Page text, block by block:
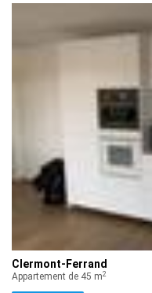
Clermont-Ferrand
Appartement de 45 m2